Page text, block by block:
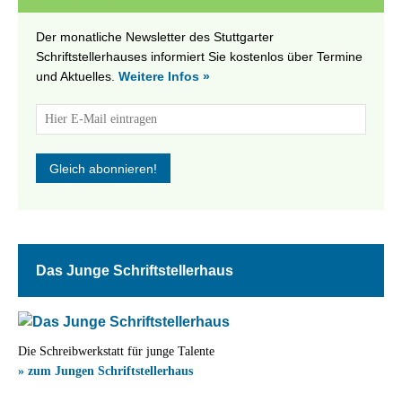
Der monatliche Newsletter des Stuttgarter
Schriftstellerhauses informiert Sie kostenlos über Termine
und Aktuelles. Weitere Infos »
Das Junge Schriftstellerhaus
Die Schreibwerkstatt für junge Talente
» zum Jungen Schriftstellerhaus